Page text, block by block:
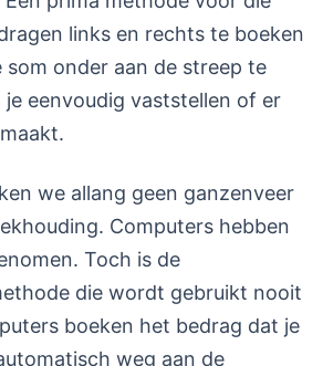
links en rechts te boeken
som onder aan de streep te
eenvoudig vaststellen of er
we allang geen ganzenveer
Computers hebben
Toch is de
die wordt gebruikt nooit
boeken het bedrag dat je
weg aan de